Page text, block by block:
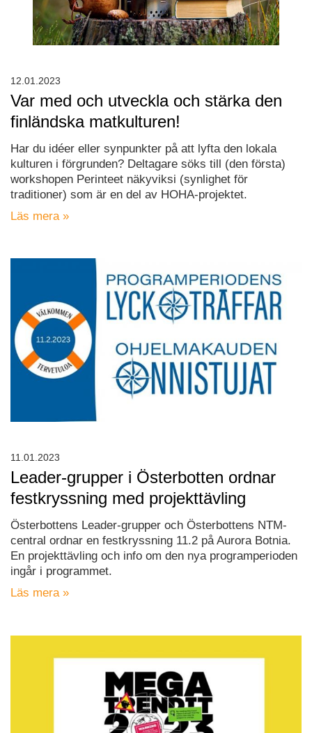
Var med och utveckla och stärka den
finländska matkulturen!
Har du idéer eller synpunkter på att lyfta den lokala
kulturen i förgrunden? Deltagare söks till (den första)
workshopen Perinteet näkyviksi (synlighet för
traditioner) som är en del av HOHA-projektet.
Läs mera »
12.01.2023
Leader-grupper i Österbotten ordnar
festkryssning med projekttävling
Österbottens Leader-grupper och Österbottens NTM-
central ordnar en festkryssning 11.2 på Aurora Botnia.
En projekttävling och info om den nya programperioden
ingår i programmet.
Läs mera »
11.01.2023